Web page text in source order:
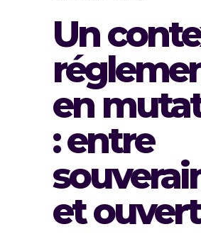
Un
en
: entre
et